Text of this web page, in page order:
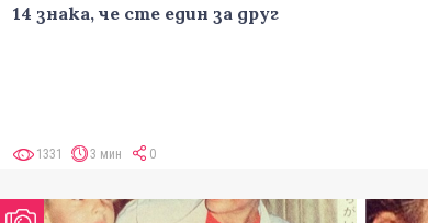
14 знака, че сте един за друг
1331 3 мин 0